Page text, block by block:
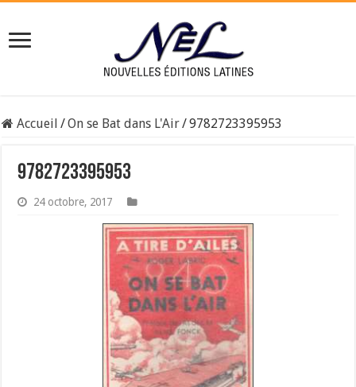
Accueil /On se Bat dans L'Air/9782723395953
9782723395953
24 octobre, 2017